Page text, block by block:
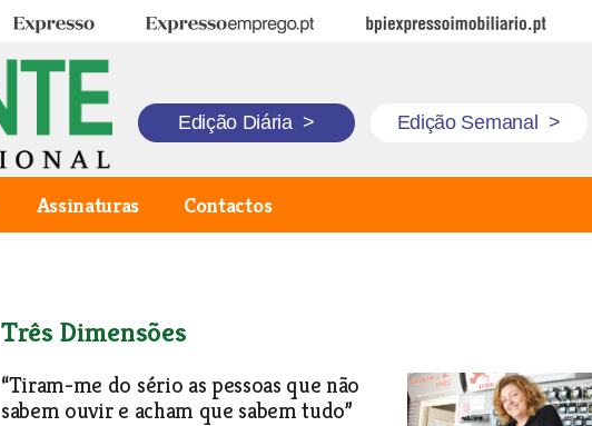
Expresso Expresso Emprego BPI Expresso Imobiliário
Edição Diária > Edição Semanal >
Assinaturas Contactos
Três Dimensões
“Tiram-me do sério as pessoas que não
sabem ouvir e acham que sabem tudo”